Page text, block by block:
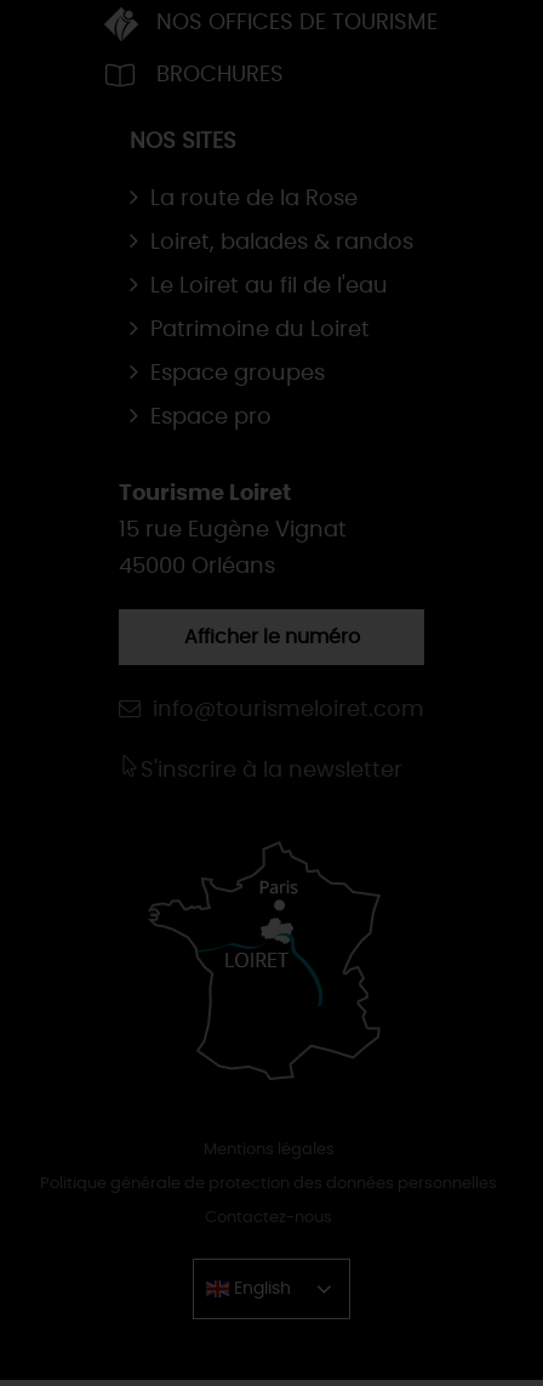
NOS OFFICES DE TOURISME
BROCHURES
NOS SITES
La route de la Rose
Loiret, balades & randos
Le Loiret au fil de l'eau
Patrimoine du Loiret
Espace groupes
Espace pro
Tourisme Loiret
15 rue Eugène Vignat
45000 Orléans
Afficher le numéro
info@tourismeloiret.com
S'inscrire à la newsletter
Mentions légales
Politique générale de protection des données personnelles
Contactez-nous
English
Chinese